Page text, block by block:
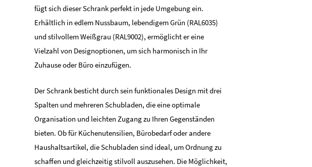
fügt sich dieser Schrank perfekt in jede Umgebung ein.
Erhältlich in edlem Nussbaum, lebendigem Grün (RAL6035)
und stilvollem Weißgrau (RAL9002), ermöglicht er eine
Vielzahl von Designoptionen, um sich harmonisch in Ihr
Zuhause oder Büro einzufügen.
Der Schrank besticht durch sein funktionales Design mit drei
Spalten und mehreren Schubladen, die eine optimale
Organisation und leichten Zugang zu Ihren Gegenständen
bieten. Ob für Küchenutensilien, Bürobedarf oder andere
Haushaltsartikel, die Schubladen sind ideal, um Ordnung zu
schaffen und gleichzeitig stilvoll auszusehen. Die Möglichkeit,